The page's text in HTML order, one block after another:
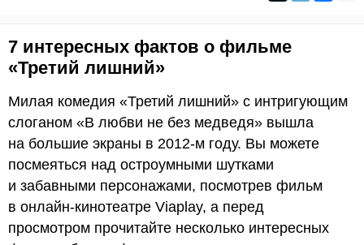
7 интересных фактов о фильме
«Третий лишний»
Милая комедия «Третий лишний» с интригующим
слоганом «В любви не без медведя» вышла
на большие экраны в 2012-м году. Вы можете
посмеяться над остроумными шутками
и забавными персонажами, посмотрев фильм
в онлайн-кинотеатре Viaplay, а перед
просмотром прочитайте несколько интересных